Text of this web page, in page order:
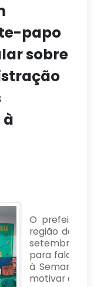
papo
sobre
O prefeito
região do
setembro de
para fala
à Semana
motivar a